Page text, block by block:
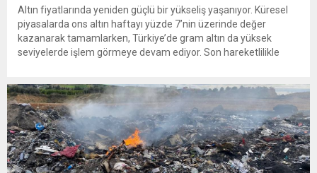
Altın fiyatlarında yeniden güçlü bir yükseliş yaşanıyor. Küresel
piyasalarda ons altın haftayı yüzde 7’nin üzerinde değer
kazanarak tamamlarken, Türkiye’de gram altın da yüksek
seviyelerde işlem görmeye devam ediyor. Son hareketlilikle
yükselerek 4 bin...